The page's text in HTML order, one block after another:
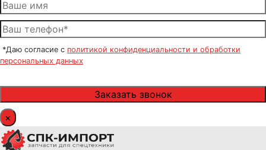
*Даю согласие с политикой конфиденциальности и обработки
персональных данных
×